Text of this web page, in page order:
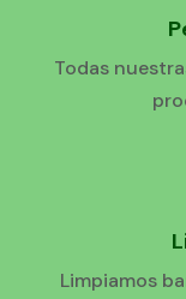
Todas
Limpiamos